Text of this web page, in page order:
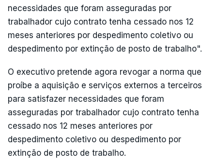
necessidades que foram asseguradas por
trabalhador cujo contrato tenha cessado nos 12
meses anteriores por despedimento coletivo ou
despedimento por extinção de posto de trabalho".
O executivo pretende agora revogar a norma que
proíbe a aquisição e serviços externos a terceiros
para satisfazer necessidades que foram
asseguradas por trabalhador cujo contrato tenha
cessado nos 12 meses anteriores por
despedimento coletivo ou despedimento por
extinção de posto de trabalho.